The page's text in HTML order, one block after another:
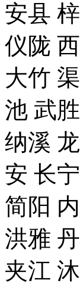
安县
仪陇
大竹
池 武
纳溪
安 长
简阳
洪雅
夹江